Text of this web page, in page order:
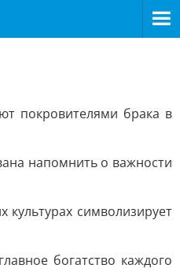
покровителями брака в
напомнить о важности
символизирует
богатство каждого